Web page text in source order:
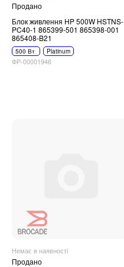
Продано
Блок живлення HP 500W HSTNS-
PC40-1 865399-501 865398-001
865408-B21
500 Вт Platinum
ФР-00001946
Немає в наявності
Продано